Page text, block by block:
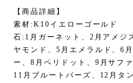
【商品詳細】
素材:K10イエローゴールド
石:1月ガーネット、2月アメジ
ヤモンド、5月エメラルド、6
ー、8月ペリドット、9月サフ
11月ブルートパーズ、12月タ